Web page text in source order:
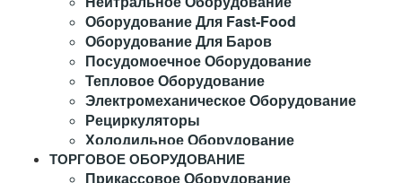
Оборудование Для Fast-Food
Оборудование Для Баров
Посудомоечное Оборудование
Тепловое Оборудование
Электромеханическое Оборудование
Рециркуляторы
Холодильное Оборудование
ТОРГОВОЕ ОБОРУДОВАНИЕ
Прикассовое Оборудование